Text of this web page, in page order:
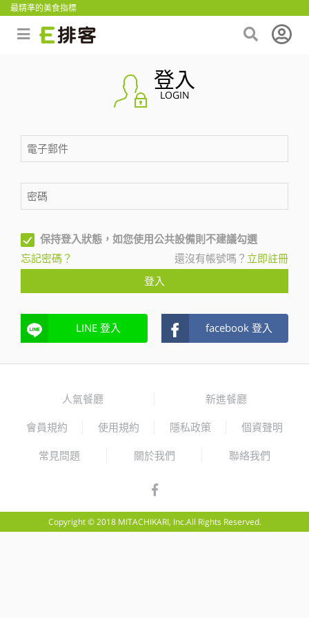
最精準的美食指標
登入
LOGIN
保持登入狀態，如您使用公共設備則不建議勾選
忘記密碼？
還沒有帳號嗎？ 立即註冊
登入
LINE 登入 facebook 登入
人氣餐廳 新進餐廳
會員規約 使用規約 隱私政策 個資聲明
常見問題 關於我們 聯絡我們
Copyright © 2018 MITACHIKARI, Inc.All Rights Reserved.